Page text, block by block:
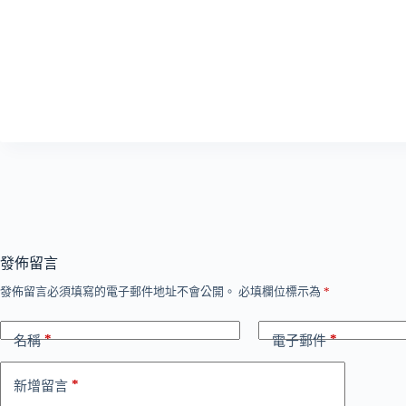
發佈留言
發佈留言必須填寫的電子郵件地址不會公開。 必填欄位標示為 *
名稱* 電子郵件*
新增留言 *